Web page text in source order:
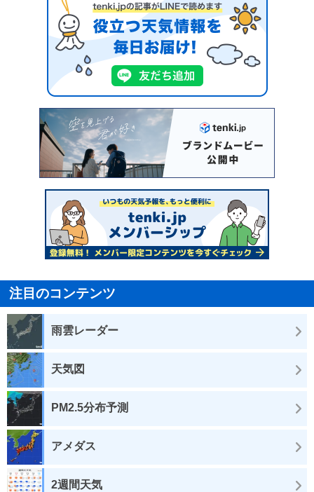
注目のコンテンツ
雨雲レーダー
天気図
PM2.5分布予測
アメダス
2週間天気